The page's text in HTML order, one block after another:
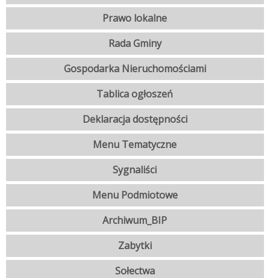
Prawo lokalne
Rada Gminy
Gospodarka Nieruchomościami
Tablica ogłoszeń
Deklaracja dostępności
Menu Tematyczne
Sygnaliści
Menu Podmiotowe
Archiwum_BIP
Zabytki
Sołectwa